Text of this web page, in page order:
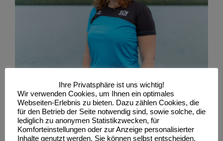
Lisa Schiffer
Ressortleitung Drachenboot
Ihre Privatsphäre ist uns wichtig!
Wir verwenden Cookies, um Ihnen ein optimales
Webseiten-Erlebnis zu bieten. Dazu zählen Cookies, die
für den Betrieb der Seite notwendig sind, sowie solche, die
lediglich zu anonymen Statistikzwecken, für
Komforteinstellungen oder zur Anzeige personalisierter
Inhalte genutzt werden. Sie können selbst entscheiden,